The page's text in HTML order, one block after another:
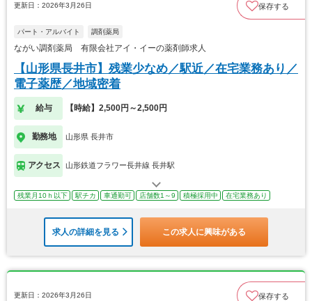
更新日：2026年3月26日 保存する
パート・アルバイト 調剤薬局
ながい調剤薬局 有限会社アイ・イーの薬剤師求人
【山形県長井市】残業少なめ／駅近／在宅業務あり／
電子薬歴／地域密着
給与 【時給】2,500円～2,500円
勤務地 山形県 長井市
アクセス 山形鉄道フラワー長井線 長井駅
残業月10ｈ以下 駅チカ 車通勤可 店舗数1～9 積極採用中 在宅業務あり
求人の詳細を見る この求人に興味がある
更新日：2026年3月26日 保存する